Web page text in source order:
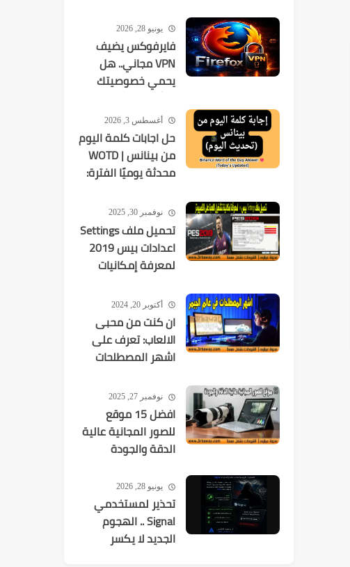
يونيو 28, 2026
فايرفوكس يضيف
VPN مجاني.. هل
يحمي خصوصيتك
فعلًا؟
أغسطس 3, 2026
حل اجابات كلمة اليوم
من بينانس | WOTD
محدثة يوميًا الفترة:
2026-08-09
نوفمبر 30, 2025
تحميل ملف Settings
اعدادات بيس 2019
لمعرفة إمكانيات
أكتوبر 20, 2024
ان كنت من محبى
الالعاب: تعرف على
اشهر المصطلحات
نوفمبر 27, 2025
افضل 15 موقع
للصور المجانية عالية
الدقة والجودة
يونيو 28, 2026
تحذير لمستخدمي
Signal .. الهجوم
الجديد لا يكسر